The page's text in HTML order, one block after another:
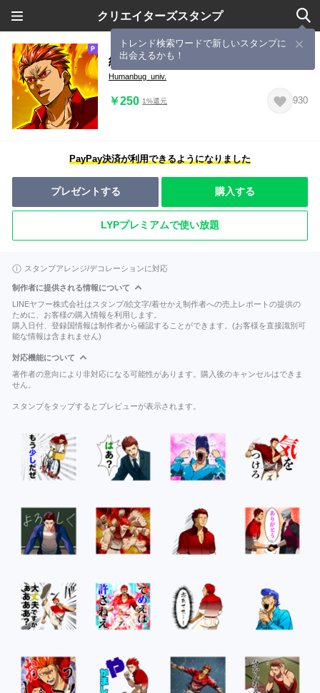
クリエイターズスタンプ
トレンド検索ワードで新しいスタンプに
出会えるかも！
紅林二郎 正義の殴り屋
Humanbug_univ.
￥250 1%還元 930
PayPay決済が利用できるようになりました
プレゼントする 購入する
LYPプレミアムで使い放題
スタンプアレンジ/デコレーションに対応
制作者に提供される情報について
LINEヤフー株式会社はスタンプ/絵文字/着せかえ制作者への売上レポートの提供の
ために、お客様の購入情報を利用します。
購入日付、登録国情報は制作者から確認することができます。(お客様を直接識別可
能な情報は含まれません)
対応機能について
著作者の意向により非対応になる可能性があります。購入後のキャンセルはできま
せん。
スタンプをタップするとプレビューが表示されます。